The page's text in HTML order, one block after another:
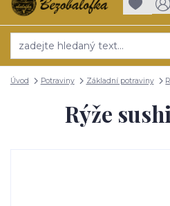
Úvod Potraviny Základní potraviny
Rýže